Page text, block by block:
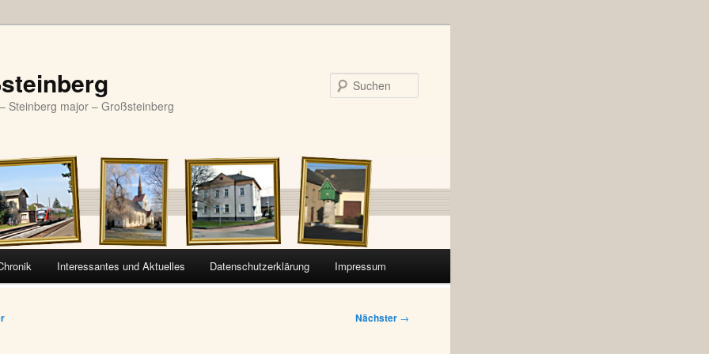
Steinberg major – Großsteinberg
Interessantes und Aktuelles Datenschutzerklärung Impressum
Nächster →